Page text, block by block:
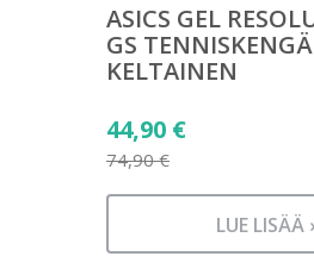
ASICS GEL
GS
KELTAINEN
74,90€
Alkuperäinen
hinta
oli:
44,90 €
Nykyinen
on:
LUE LISÄÄ